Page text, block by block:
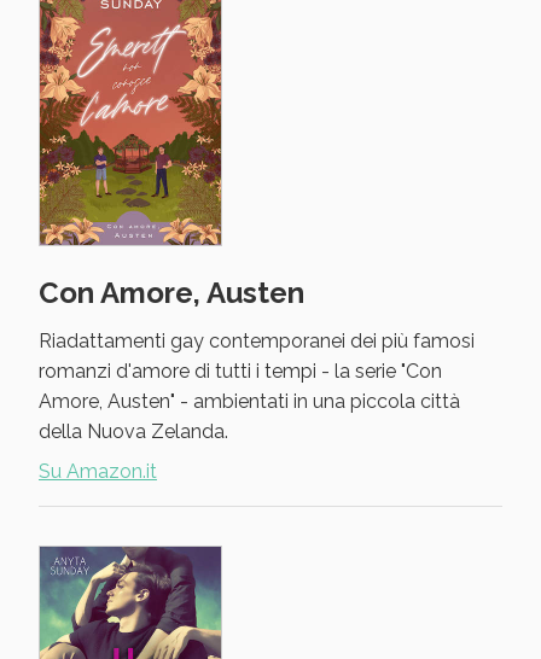
Con Amore, Austen
Riadattamenti gay contemporanei dei più famosi
romanzi d'amore di tutti i tempi - la serie "Con
Amore, Austen" - ambientati in una piccola città
della Nuova Zelanda.
Su Amazon.it